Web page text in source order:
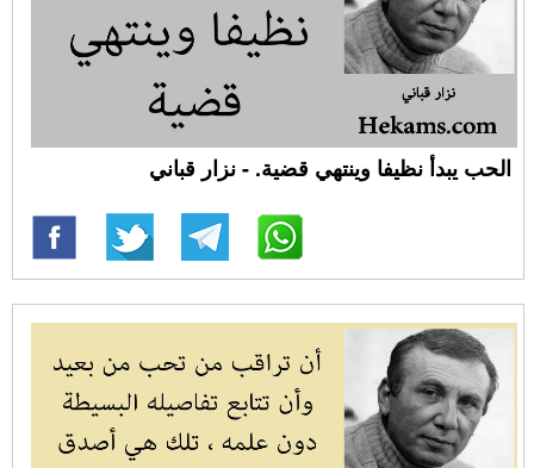
الحب يبدأ نظيفا وينتهي قضية. - نزار قباني